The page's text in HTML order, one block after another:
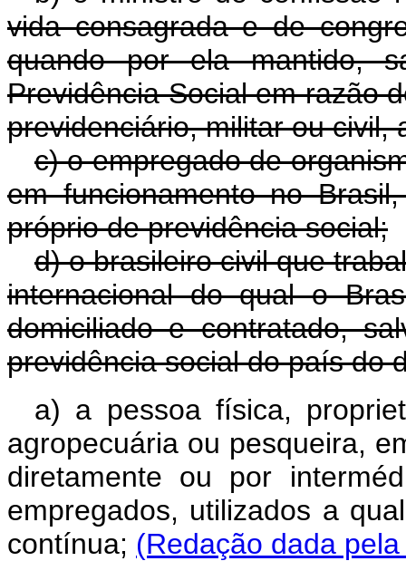
vida consagrada e de
quando por ela mantido,
Previdência Social em razão
previdenciário, militar ou civil,
c) o empregado de
em funcionamento no
próprio de previdência social;
d) o brasileiro civil que
internacional do qual o
domiciliado e contratado,
previdência social do país do
a) a pessoa física,
agropecuária ou pesqueira,
diretamente ou por
empregados, utilizados a
contínua; (Redação dada